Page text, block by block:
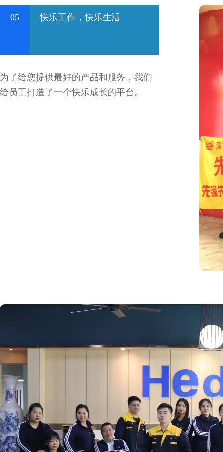
05 快乐工作，快乐生活
为了给您提供最好的产品和服务，我们
给员工打造了一个快乐成长的平台。